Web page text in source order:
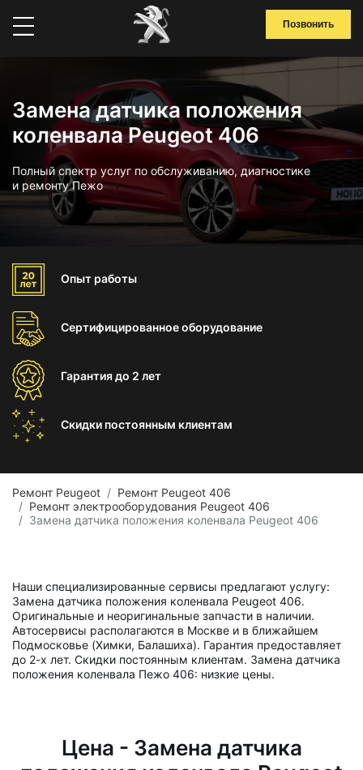
Позвонить
Замена датчика положения
коленвала Peugeot 406
Полный спектр услуг по обслуживанию, диагностике
и ремонту Пежо
Опыт работы
Сертифицированноеоборудование
Гарантиядо 2 лет
Скидки постоянным клиентам
Ремонт Peugeot
Ремонт Peugeot 406
Ремонт электрооборудования Peugeot 406
Замена датчика положения коленвала Peugeot 406
Наши специализированные сервисы предлагают услугу:
Замена датчика положения коленвала Peugeot 406.
Оригинальные и неоригинальные запчасти в наличии.
Автосервисы располагаются в Москве и в ближайшем
Подмосковье (Химки, Балашиха). Гарантия предоставляет
до 2-х лет. Скидки постоянным клиентам. Замена датчика
положения коленвала Пежо 406: низкие цены.
Цена - Замена датчика